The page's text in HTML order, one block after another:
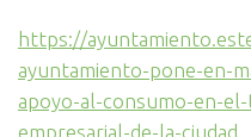
https://
ayuntamiento-pone-en-
apoyo-al-consumo-en-
empresarial-de-la-ciudad